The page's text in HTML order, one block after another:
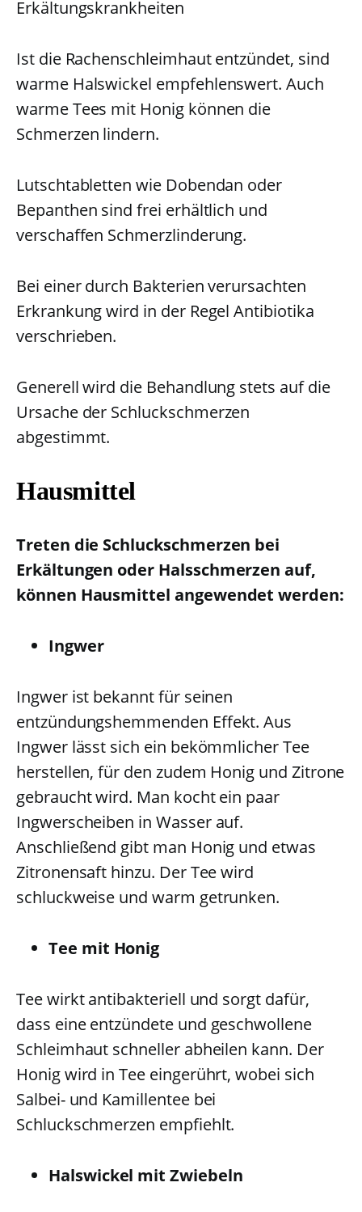
Erkältungskrankheiten
Ist die Rachenschleimhaut entzündet, sind
warme Halswickel empfehlenswert. Auch
warme Tees mit Honig können die
Schmerzen lindern.
Lutschtabletten wie Dobendan oder
Bepanthen sind frei erhältlich und
verschaffen Schmerzlinderung.
Bei einer durch Bakterien verursachten
Erkrankung wird in der Regel Antibiotika
verschrieben.
Generell wird die Behandlung stets auf die
Ursache der Schluckschmerzen
abgestimmt.
Hausmittel
Treten die Schluckschmerzen bei
Erkältungen oder Halsschmerzen auf,
können Hausmittel angewendet werden:
Ingwer
Ingwer ist bekannt für seinen
entzündungshemmenden Effekt. Aus
Ingwer lässt sich ein bekömmlicher Tee
herstellen, für den zudem Honig und Zitrone
gebraucht wird. Man kocht ein paar
Ingwerscheiben in Wasser auf.
Anschließend gibt man Honig und etwas
Zitronensaft hinzu. Der Tee wird
schluckweise und warm getrunken.
Tee mit Honig
Tee wirkt antibakteriell und sorgt dafür,
dass eine entzündete und geschwollene
Schleimhaut schneller abheilen kann. Der
Honig wird in Tee eingerührt, wobei sich
Salbei- und Kamillentee bei
Schluckschmerzen empfiehlt.
Halswickel mit Zwiebeln